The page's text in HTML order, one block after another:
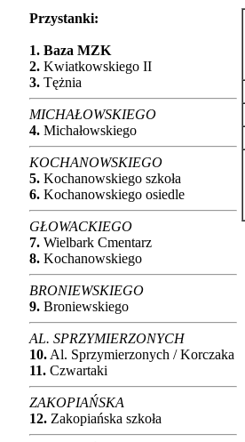
Przystanki:
1. Baza MZK
2.Kwiatkowskiego II
3.Tężnia
MICHAŁOWSKIEGO
4.Michałowskiego
KOCHANOWSKIEGO
5.Kochanowskiego szkoła
6.Kochanowskiego osiedle
GŁOWACKIEGO
7.Wielbark Cmentarz
8.Kochanowskiego
BRONIEWSKIEGO
9.Broniewskiego
AL. SPRZYMIERZONYCH
10.Al. Sprzymierzonych / Korczaka
11.Czwartaki
ZAKOPIAŃSKA
12.Zakopiańska szkoła